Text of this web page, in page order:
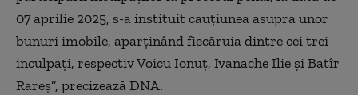
07 aprilie 2025, s-a instituit cauţiunea asupra unor
bunuri imobile, aparţinând fiecăruia dintre cei trei
inculpaţi, respectiv Voicu Ionuţ, Ivanache Ilie şi Batîr
Rareş”, precizează DNA.